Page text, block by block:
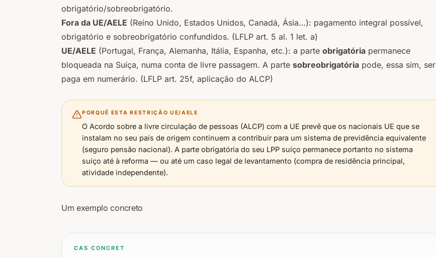
obrigatório/sobreobrigatório.
Fora da UE/AELE (Reino Unido, Estados Unidos, Canadá, Ásia…): pagamento integral possível,
obrigatório e sobreobrigatório confundidos. (LFLP art. 5 al. 1 let. a)
UE/AELE (Portugal, França, Alemanha, Itália, Espanha, etc.): a parte obrigatória permanece
bloqueada na Suíça, numa conta de livre passagem. A parte sobreobrigatória pode, essa sim, ser
paga em numerário. (LFLP art. 25f, aplicação do ALCP)
PORQUÊ ESTA RESTRIÇÃO UE/AELE
O Acordo sobre a livre circulação de pessoas (ALCP) com a UE prevê que os nacionais UE que se
instalam no seu país de origem continuem a contribuir para um sistema de previdência equivalente
(seguro pensão nacional). A parte obrigatória do seu LPP suíço permanece portanto no sistema
suíço até à reforma — ou até um caso legal de levantamento (compra de residência principal,
atividade independente).
Um exemplo concreto
CAS CONCRET